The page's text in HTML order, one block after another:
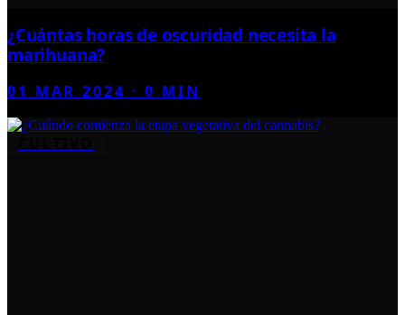
¿Cuántas horas de oscuridad necesita la
marihuana?
01 MAR 2024 ·0 MIN